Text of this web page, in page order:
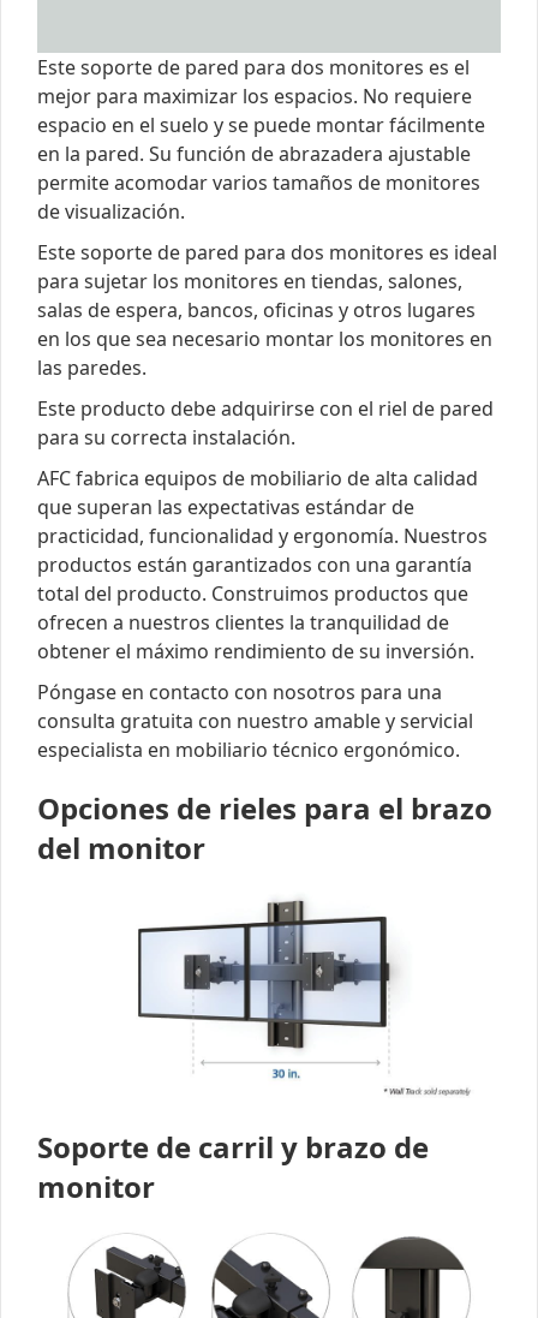
Este soporte de pared para dos monitores es el
mejor para maximizar los espacios. No requiere
espacio en el suelo y se puede montar fácilmente
en la pared. Su función de abrazadera ajustable
permite acomodar varios tamaños de monitores
de visualización.
Este soporte de pared para dos monitores es ideal
para sujetar los monitores en tiendas, salones,
salas de espera, bancos, oficinas y otros lugares
en los que sea necesario montar los monitores en
las paredes.
Este producto debe adquirirse con el riel de pared
para su correcta instalación.
AFC fabrica equipos de mobiliario de alta calidad
que superan las expectativas estándar de
practicidad, funcionalidad y ergonomía. Nuestros
productos están garantizados con una garantía
total del producto. Construimos productos que
ofrecen a nuestros clientes la tranquilidad de
obtener el máximo rendimiento de su inversión.
Póngase en contacto con nosotros para una
consulta gratuita con nuestro amable y servicial
especialista en mobiliario técnico ergonómico.
Opciones de rieles para el brazo
del monitor
Soporte de carril y brazo de
monitor